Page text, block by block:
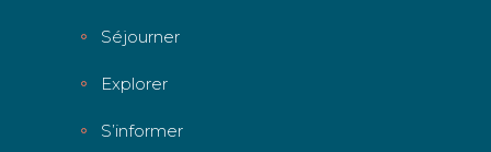
Séjourner
Explorer
S’informer